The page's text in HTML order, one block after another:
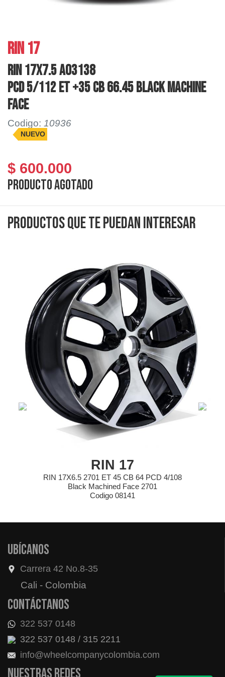
RIN 17
RIN 17X7.5 AO3138
PCD 5/112 ET +35 CB 66.45 BLACK MACHINE
FACE
Codigo: 10936
NUEVO
$ 600.000
Producto agotado
Productos que te puedan interesar
RIN 17
RIN 17X6.5 2701 ET 45 CB 64 PCD 4/108
Black Machined Face 2701
Codigo 08141
Ubícanos
Carrera 42 No.8-35
Cali - Colombia
Contáctanos
322 537 0148
322 537 0148 / 315 2211
info@wheelcompanycolombia.com